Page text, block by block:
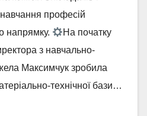
професій
напрямку.
На початку
з навчально-
Максимчук зробила
технічної бази…